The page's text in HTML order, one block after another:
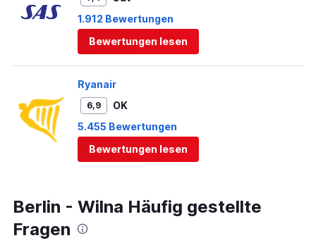
1.912 Bewertungen
Bewertungen lesen
Ryanair
6,9
OK
5.455 Bewertungen
Bewertungen lesen
Berlin - Wilna Häufig gestellte
Fragen